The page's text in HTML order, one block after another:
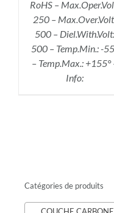
RoHS –
250 –
500 – Diel.With.Volt:
500 – Temp.Min.: -
– Temp.Max.: +155°
Info:
Catégories de produits